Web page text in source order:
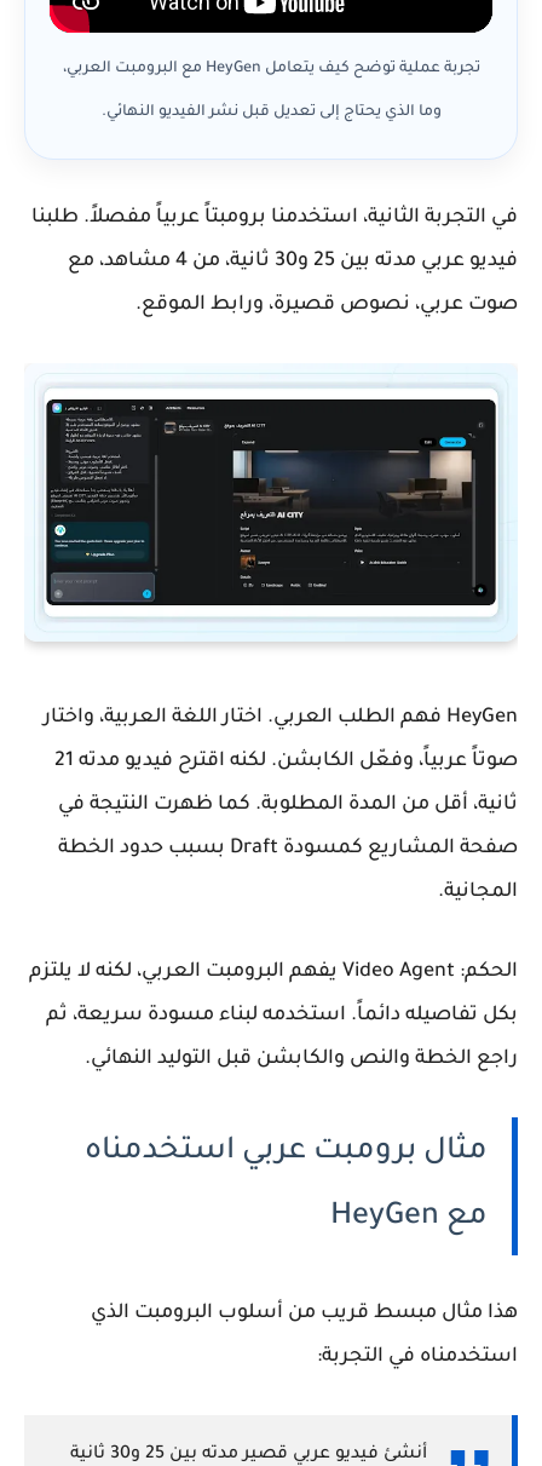
تجربة عملية توضح كيف يتعامل HeyGen مع البرومبت العربي،
وما الذي يحتاج إلى تعديل قبل نشر الفيديو النهائي.
في التجربة الثانية، استخدمنا برومبتاً عربياً مفصلاً. طلبنا
فيديو عربي مدته بين 25 و30 ثانية، من 4 مشاهد، مع
صوت عربي، نصوص قصيرة، ورابط الموقع.
HeyGen فهم الطلب العربي. اختار اللغة العربية، واختار
صوتاً عربياً، وفعّل الكابشن. لكنه اقترح فيديو مدته 21
ثانية، أقل من المدة المطلوبة. كما ظهرت النتيجة في
صفحة المشاريع كمسودة Draft بسبب حدود الخطة
المجانية.
الحكم: Video Agent يفهم البرومبت العربي، لكنه لا يلتزم
بكل تفاصيله دائماً. استخدمه لبناء مسودة سريعة، ثم
راجع الخطة والنص والكابشن قبل التوليد النهائي.
مثال برومبت عربي استخدمناه
مع HeyGen
هذا مثال مبسط قريب من أسلوب البرومبت الذي
استخدمناه في التجربة:
أنشئ فيديو عربي قصير مدته بين 25 و30 ثانية